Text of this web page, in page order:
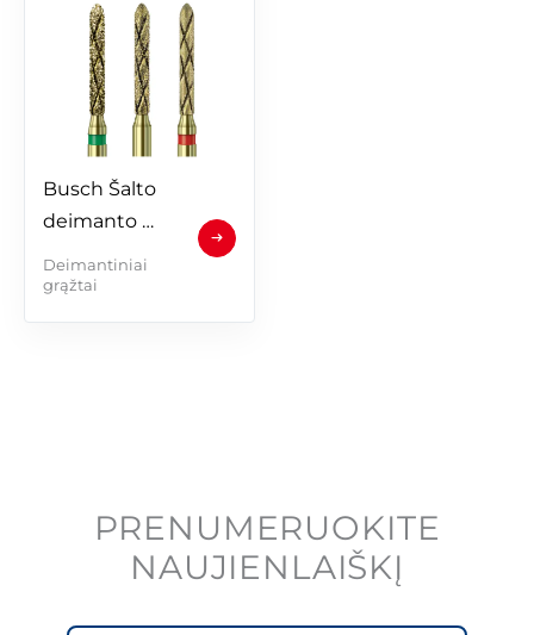
Busch Šalto
deimanto
Deimantiniai
grąžtai
PRENUMERUOKITE
NAUJIENLAIŠKĮ